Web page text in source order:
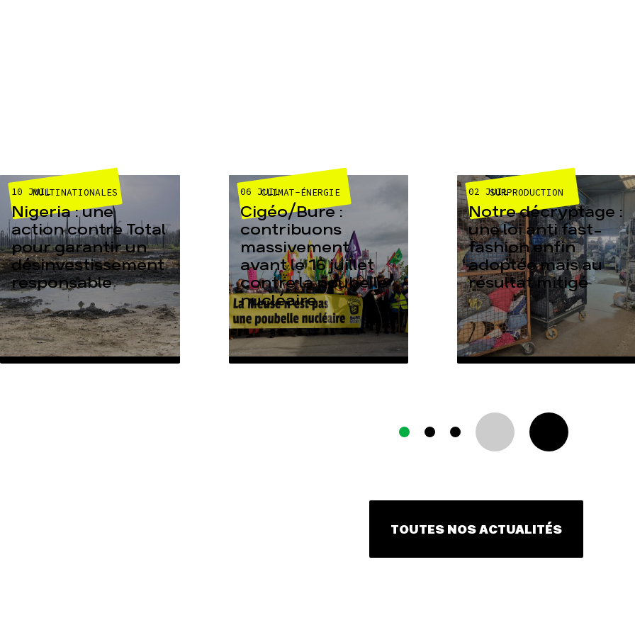
MULTINATIONALES
10 JUIL
Nigeria : une
action contre Total
pour garantir un
désinvestissement
responsable
CLIMAT-ÉNERGIE
06 JUIL
Cigéo/Bure :
contribuons
massivement
avant le 16 juillet
contre la poubelle
nucléaire
SURPRODUCTION
02 JUIL
Notre décryptage :
une loi anti fast-
fashion enfin
adoptée mais au
résultat mitigé
TOUTES NOS ACTUALITÉS